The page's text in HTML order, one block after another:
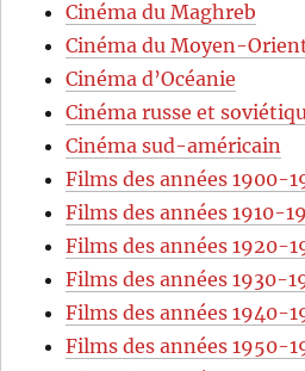
Cinéma du Maghreb
Cinéma du Moyen-
Cinéma d’Océanie
Cinéma russe et
Cinéma sud-américain
Films des années 1900-
Films des années 1910-
Films des années 1920-
Films des années 1930-
Films des années 1940-
Films des années 1950-